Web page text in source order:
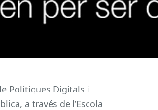
Polítiques Digitals i
a través de l’Escola